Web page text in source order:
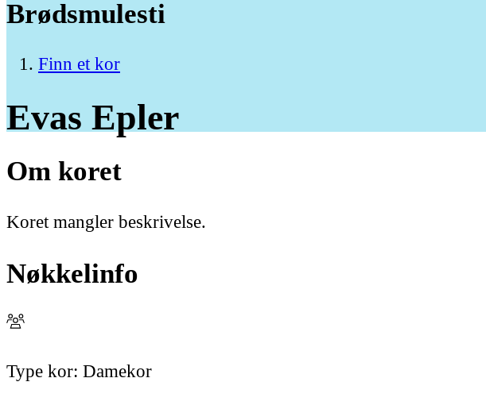
Brødsmulesti
Finn et kor
Evas Epler
Om koret
Koret mangler beskrivelse.
Nøkkelinfo
Type kor: Damekor